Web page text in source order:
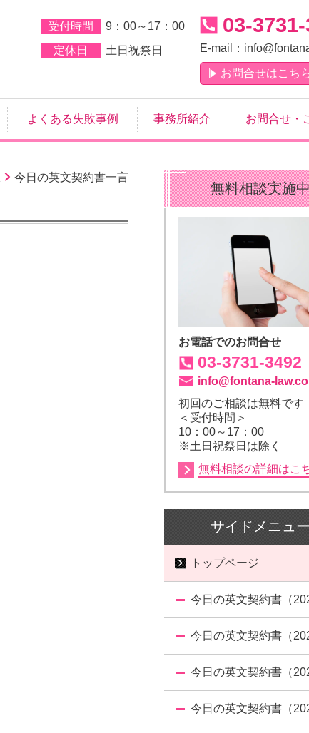
受付時間 9：00～17：00
定休日 土日祝祭日
03-
E-mail：
お問合せはこち
よくある失敗事例 事務所紹介 お問合せ・
今日の英文契約書一言
無料相談実施
お電話でのお問合せ
03-3731-3492
info@fontana-
初回のご相談は無料です
＜受付時間＞
10：00～17：00
※土日祝祭日は除く
無料相談の詳細はこ
サイドメニュー
トップページ
今日の英文契約書（
今日の英文契約書（
今日の英文契約書（
今日の英文契約書（